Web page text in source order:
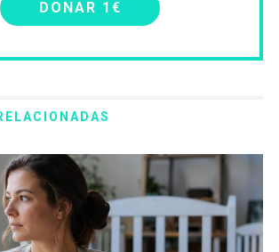
DONAR 1€